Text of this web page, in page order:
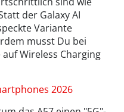
der Galaxy AI
Variante
musst Du bei
Wireless Charging
2026